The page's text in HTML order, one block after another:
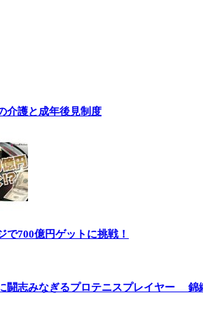
介護と成年後見制度
で700億円ゲットに挑戦！
闘志みなぎるプロテニスプレイヤー 錦